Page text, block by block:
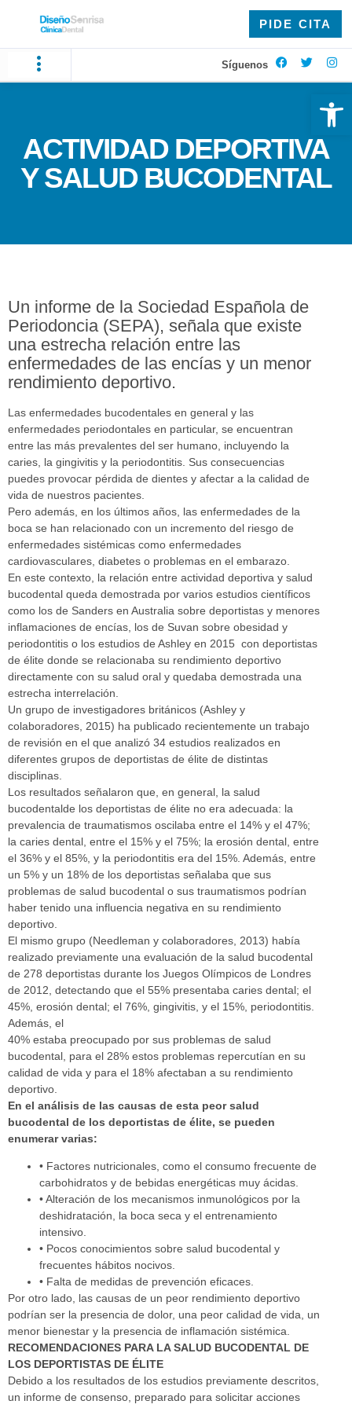
PIDE CITA
Síguenos
ACTIVIDAD DEPORTIVA
Y SALUD BUCODENTAL
Un informe de la Sociedad Española de
Periodoncia (SEPA), señala que existe
una estrecha relación entre las
enfermedades de las encías y un menor
rendimiento deportivo.
Las enfermedades bucodentales en general y las
enfermedades periodontales en particular, se encuentran
entre las más prevalentes del ser humano, incluyendo la
caries, la gingivitis y la periodontitis. Sus consecuencias
puedes provocar pérdida de dientes y afectar a la calidad de
vida de nuestros pacientes.
Pero además, en los últimos años, las enfermedades de la
boca se han relacionado con un incremento del riesgo de
enfermedades sistémicas como enfermedades
cardiovasculares, diabetes o problemas en el embarazo.
En este contexto, la relación entre actividad deportiva y salud
bucodental queda demostrada por varios estudios científicos
como los de Sanders en Australia sobre deportistas y menores
inflamaciones de encías, los de Suvan sobre obesidad y
periodontitis o los estudios de Ashley en 2015 con deportistas
de élite donde se relacionaba su rendimiento deportivo
directamente con su salud oral y quedaba demostrada una
estrecha interrelación.
Un grupo de investigadores británicos (Ashley y
colaboradores, 2015) ha publicado recientemente un trabajo
de revisión en el que analizó 34 estudios realizados en
diferentes grupos de deportistas de élite de distintas
disciplinas.
Los resultados señalaron que, en general, la salud
bucodentalde los deportistas de élite no era adecuada: la
prevalencia de traumatismos oscilaba entre el 14% y el 47%;
la caries dental, entre el 15% y el 75%; la erosión dental, entre
el 36% y el 85%, y la periodontitis era del 15%. Además, entre
un 5% y un 18% de los deportistas señalaba que sus
problemas de salud bucodental o sus traumatismos podrían
haber tenido una influencia negativa en su rendimiento
deportivo.
El mismo grupo (Needleman y colaboradores, 2013) había
realizado previamente una evaluación de la salud bucodental
de 278 deportistas durante los Juegos Olímpicos de Londres
de 2012, detectando que el 55% presentaba caries dental; el
45%, erosión dental; el 76%, gingivitis, y el 15%, periodontitis.
Además, el
40% estaba preocupado por sus problemas de salud
bucodental, para el 28% estos problemas repercutían en su
calidad de vida y para el 18% afectaban a su rendimiento
deportivo.
En el análisis de las causas de esta peor salud
bucodental de los deportistas de élite, se pueden
enumerar varias:
• Factores nutricionales, como el consumo frecuente de
carbohidratos y de bebidas energéticas muy ácidas.
• Alteración de los mecanismos inmunológicos por la
deshidratación, la boca seca y el entrenamiento
intensivo.
• Pocos conocimientos sobre salud bucodental y
frecuentes hábitos nocivos.
• Falta de medidas de prevención eficaces.
Por otro lado, las causas de un peor rendimiento deportivo
podrían ser la presencia de dolor, una peor calidad de vida, un
menor bienestar y la presencia de inflamación sistémica.
RECOMENDACIONES PARA LA SALUD BUCODENTAL DE
LOS DEPORTISTAS DE ÉLITE
Debido a los resultados de los estudios previamente descritos,
un informe de consenso, preparado para solicitar acciones